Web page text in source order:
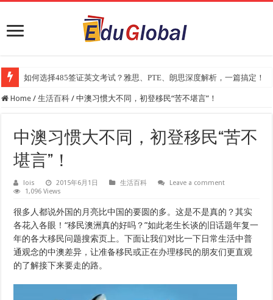
如何选择485签证英文考试？雅思、PTE、朗思深度解析，一篇搞定！
2025年《澳洲金融评论报》大学排名出炉：一份关乎本地就业与声誉的
Home / 生活百科 / 中澳习惯大不同，初登移民“苦不堪言”！
中澳习惯大不同，初登移民“苦不
堪言”！
lois 2015年6月1日 生活百科
Leave a comment
1,096 Views
很多人都说外国的月亮比中国的要圆的多。这是不是真的？其实
各花入各眼！“移民澳洲真的好吗？”如此老生长谈的旧话题年复一
年的各大移民问题搜索页上。下面让我们对比一下日常生活中普
通观念的中澳差异，让准备移民或正在办理移民的朋友们更直观
的了解接下来要走的路。